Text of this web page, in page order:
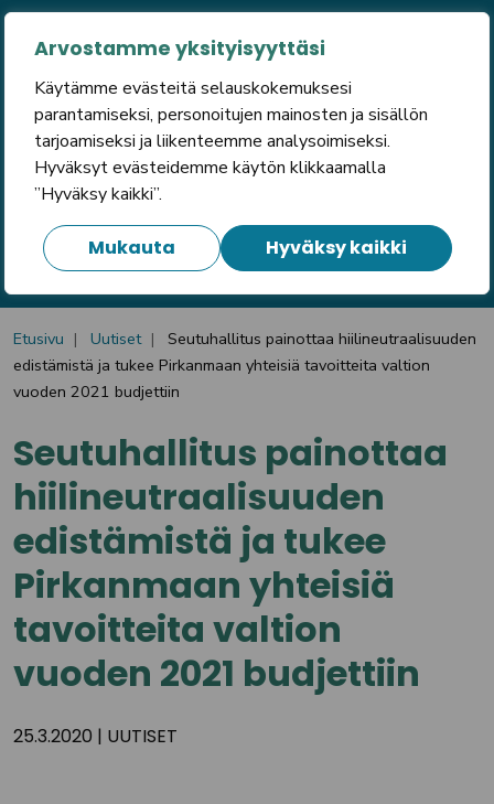
Arvostamme yksityisyyttäsi
Käytämme evästeitä selauskokemuksesi
parantamiseksi, personoitujen mainosten ja sisällön
tarjoamiseksi ja liikenteemme analysoimiseksi.
Hyväksyt evästeidemme käytön klikkaamalla
”Hyväksy kaikki”.
Mukauta Hyväksy kaikki
Etusivu Uutiset
Seutuhallitus painottaa hiilineutraalisuuden
edistämistä ja tukee Pirkanmaan yhteisiä tavoitteita valtion
vuoden 2021 budjettiin
Seutuhallitus painottaa
hiilineutraalisuuden
edistämistä ja tukee
Pirkanmaan yhteisiä
tavoitteita valtion
vuoden 2021 budjettiin
25.3.2020 | UUTISET